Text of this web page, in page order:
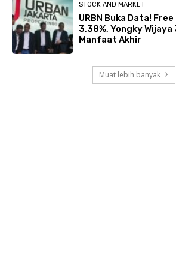
STOCK AND MARKET
URBN Buka Data!
3,38%, Yongky
Manfaat Akhir
Muat lebih banyak